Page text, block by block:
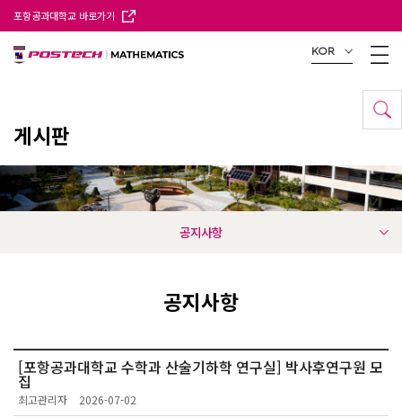
포항공과대학교 바로가기
KOR
게시판
공지사항
공지사항
[포항공과대학교 수학과 산술기하학 연구실] 박사후연구원 모
집
최고관리자 2026-07-02